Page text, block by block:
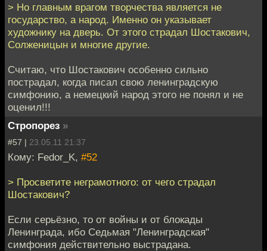
> Но главным врагом творчества является не
государство, а народ. Именно он указывает
художнику на дверь. От этого страдал Шостакович,
Солженицын и многие другие.
Считаю, что Шостакович особенно сильно
пострадал, когда писал свою ленинградскую
симфонию, а немецкий народ этого не понял и не
оценил!!!
Стропорез »
#57 | 23.05.11 21:37
Кому: Fedor_K, #52
> Просветите неграмотного: от чего страдал
Шостакович?
Если серьёзно, то от войны и от блокады
Ленинграда, ибо Седьмая "Ленинградская"
симфония действительно выстрадана.